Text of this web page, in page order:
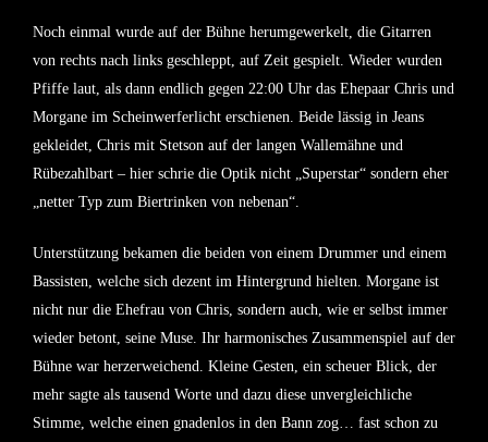
Noch einmal wurde auf der Bühne herumgewerkelt, die Gitarren
von rechts nach links geschleppt, auf Zeit gespielt. Wieder wurden
Pfiffe laut, als dann endlich gegen 22:00 Uhr das Ehepaar Chris und
Morgane im Scheinwerferlicht erschienen. Beide lässig in Jeans
gekleidet, Chris mit Stetson auf der langen Wallemähne und
Rübezahlbart – hier schrie die Optik nicht „Superstar“ sondern eher
„netter Typ zum Biertrinken von nebenan“.
Unterstützung bekamen die beiden von einem Drummer und einem
Bassisten, welche sich dezent im Hintergrund hielten. Morgane ist
nicht nur die Ehefrau von Chris, sondern auch, wie er selbst immer
wieder betont, seine Muse. Ihr harmonisches Zusammenspiel auf der
Bühne war herzerweichend. Kleine Gesten, ein scheuer Blick, der
mehr sagte als tausend Worte und dazu diese unvergleichliche
Stimme, welche einen gnadenlos in den Bann zog… fast schon zu